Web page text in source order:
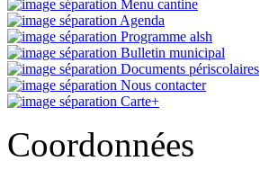
Menu cantine
Agenda
Programme alsh
Bulletin municipal
Documents périscolaires
Nous contacter
Carte+
Coordonnées